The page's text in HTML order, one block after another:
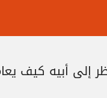
إلى أبيه كيف